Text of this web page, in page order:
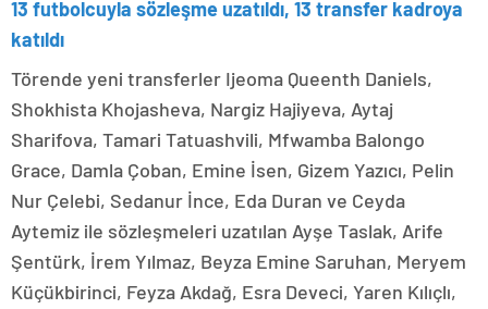
13 futbolcuyla sözleşme uzatıldı, 13 transfer kadroya
katıldı
Törende yeni transferler Ijeoma Queenth Daniels,
Shokhista Khojasheva, Nargiz Hajiyeva, Aytaj
Sharifova, Tamari Tatuashvili, Mfwamba Balongo
Grace, Damla Çoban, Emine İsen, Gizem Yazıcı, Pelin
Nur Çelebi, Sedanur İnce, Eda Duran ve Ceyda
Aytemiz ile sözleşmeleri uzatılan Ayşe Taslak, Arife
Şentürk, İrem Yılmaz, Beyza Emine Saruhan, Meryem
Küçükbirinci, Feyza Akdağ, Esra Deveci, Yaren Kılıçlı,